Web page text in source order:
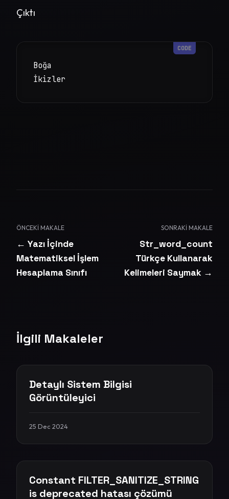
Çıktı
Boğa
İkizler
ÖNCEKI MAKALE
← Yazı İçinde
Matematiksel İşlem
Hesaplama Sınıfı
SONRAKI MAKALE
Str_word_count
Türkçe Kullanarak
Kelimeleri Saymak →
İlgili Makaleler
Detaylı Sistem Bilgisi
Görüntüleyici
25 Dec 2024
Constant FILTER_SANITIZE_STRING
is deprecated hatası çözümü